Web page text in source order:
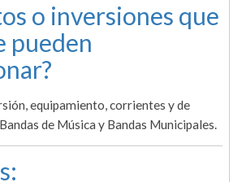
o inversiones que
pueden
equipamiento, corrientes y de
de Música y Bandas Municipales.